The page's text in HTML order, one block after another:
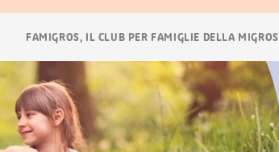
FAMIGROS, IL CLUB PER FAMIGLIE DELLA MIGROS